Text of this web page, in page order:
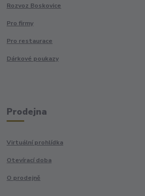
Rozvoz Boskovice
Pro firmy
Pro restaurace
Dárkové poukazy
Prodejna
Virtuální prohlídka
Otevírací doba
O prodejně